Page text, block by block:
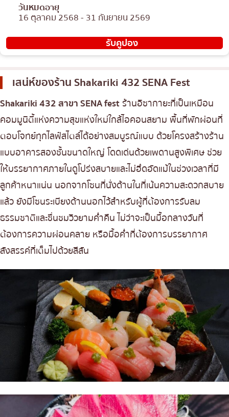
วันหมดอายุ
16 ตุลาคม 2568 - 31 กันยายน 2569
รับคูปอง
เสน่ห์ของร้านShakariki 432 SENA Fest
Shakariki 432 สาขา SENA festร้านอิซากายะที่เป็นเหมือน
คอมมูนิตี้แห่งความสุขแห่งใหม่ใกล้ไอคอนสยาม พื้นที่พักผ่อนที่
ตอบโจทย์ทุกไลฟ์สไตล์ได้อย่างสมบูรณ์แบบ ด้วยโครงสร้างร้าน
แบบอาคารสองชั้นขนาดใหญ่ โดดเด่นด้วยเพดานสูงพิเศษ ช่วย
ให้บรรยากาศภายในดูโปร่งสบายและไม่อึดอัดแม้ในช่วงเวลาที่มี
ลูกค้าหนาแน่น นอกจากโซนที่นั่งด้านในที่เน้นความสะดวกสบาย
แล้ว ยังมีโซนระเบียงด้านนอกไว้สำหรับผู้ที่ต้องการรับลม
ธรรมชาติและชื่นชมวิวยามค่ำคืน ไม่ว่าจะเป็นมื้อกลางวันที่
ต้องการความผ่อนคลาย หรือมื้อค่ำที่ต้องการบรรยากาศ
สังสรรค์ที่เต็มไปด้วยสีสัน